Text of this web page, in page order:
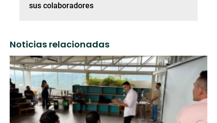
sus colaboradores
Noticias relacionadas